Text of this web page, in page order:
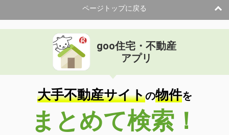
ページトップに戻る
goo住宅・不動産
アプリ
大手不動産サイトの物件を
まとめて検索！